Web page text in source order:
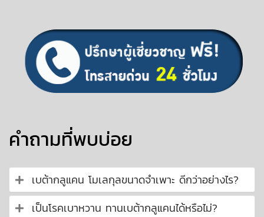
คำถามที่พบบ่อย
เบต้ากลูแคน โมเลกุลขนาดจำเพาะ ดีกว่าอย่างไร?
เป็นโรคเบาหวาน ทานเบต้ากลูแคนได้หรือไม่?